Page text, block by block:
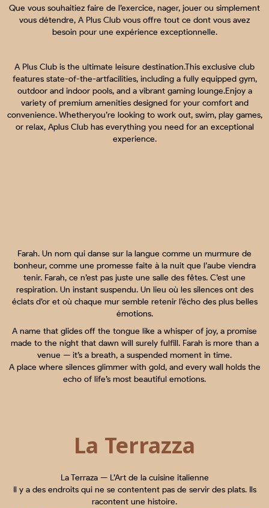
Que vous souhaitiez faire de l’exercice, nager, jouer ou simplement
vous détendre, A Plus Club vous offre tout ce dont vous avez
besoin pour une expérience exceptionnelle.
A Plus Club is the ultimate leisure destination.This exclusive club
features state-of-the-artfacilities, including a fully equipped gym,
outdoor and indoor pools, and a vibrant gaming lounge.Enjoy a
variety of premium amenities designed for your comfort and
convenience. Whetheryou’re looking to work out, swim, play games,
or relax, Aplus Club has everything you need for an exceptional
experience.
Farah. Un nom qui danse sur la langue comme un murmure de
bonheur, comme une promesse faite à la nuit que l’aube viendra
tenir. Farah, ce n’est pas juste une salle des fêtes. C’est une
respiration. Un instant suspendu. Un lieu où les silences ont des
éclats d’or et où chaque mur semble retenir l’écho des plus belles
émotions.
A name that glides off the tongue like a whisper of joy, a promise
made to the night that dawn will surely fulfill. Farah is more than a
venue — it’s a breath, a suspended moment in time.
A place where silences glimmer with gold, and every wall holds the
echo of life’s most beautiful emotions.
La Terrazza
La Terraza — L’Art de la cuisine italienne
Il y a des endroits qui ne se contentent pas de servir des plats. Ils
racontent une histoire.